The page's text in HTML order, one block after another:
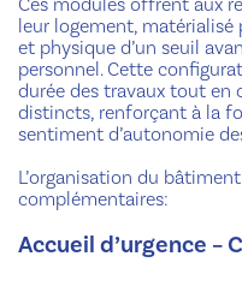
leur logement,
et physique d’un seuil
personnel. Cette
durée des travaux tout en
distincts, renforçant à la
sentiment d’autonomie
L’organisation du
complémentaires:
Accueil d’urgence –